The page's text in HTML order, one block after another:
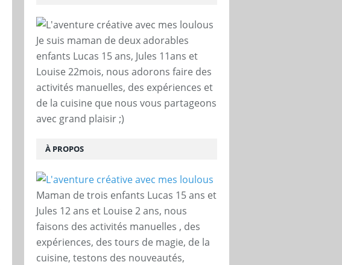
Je suis maman de deux adorables
enfants Lucas 15 ans, Jules 11ans et
Louise 22mois, nous adorons faire des
activités manuelles, des expériences et
de la cuisine que nous vous partageons
avec grand plaisir ;)
À PROPOS
Maman de trois enfants Lucas 15 ans et
Jules 12 ans et Louise 2 ans, nous
faisons des activités manuelles , des
expériences, des tours de magie, de la
cuisine, testons des nouveautés,